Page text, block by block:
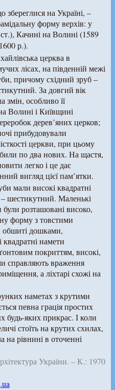
збереглися на Україні, –
форму верхів: у
Качині на Волині (1589
р.).
церква в
лісах, на південній межі
причому східний зруб –
За довгий вік
змін, особливо її
Волині і Київщині
дерев’яних церков;
прибудовували
церкви, при цьому
по два нових. На щастя,
легко і це дає
вигляд цієї пам’ятки.
мали високі квадратні
– шестикутний. Маленькі
розташовані високо,
форму з товстими
обшиті дошками,
намети
покриттям, високі,
справляють враження
а ліхтарі схожі на
наметах з крутими
певна грація простих
будь-яких прикрас. І коли
стоїть на крутих схилах,
на рівнині в оточенні
України. – К.: 1970